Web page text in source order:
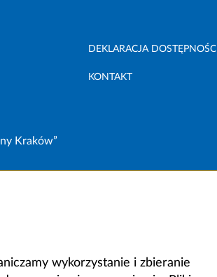
DEKLARACJA DOSTĘPNOŚCI
KONTAKT
Kraków”
wykorzystanie i zbieranie